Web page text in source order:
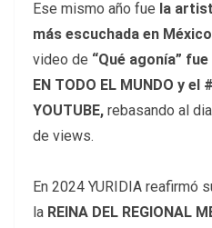
Ese mismo año fue la
más escuchada en México
video de “Qué agonía”
EN TODO EL MUNDO y el
YOUTUBE, rebasando al
de views.
En 2024 YURIDIA reafirmó
la REINA DEL REGIONAL